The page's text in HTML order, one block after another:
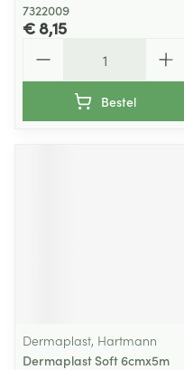
7322009
€ 8,15
Bestel
Dermaplast, Hartmann
Dermaplast Soft 6cmx5m